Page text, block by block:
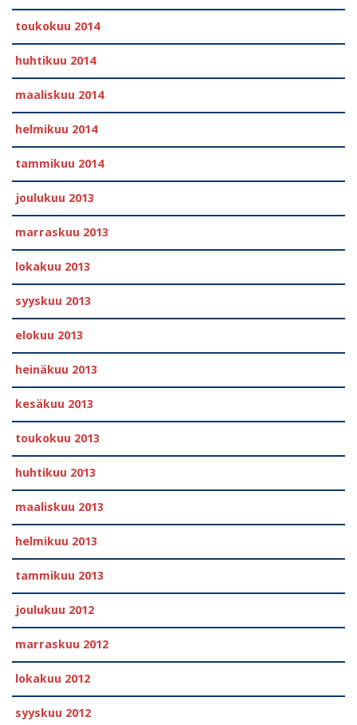
toukokuu 2014
huhtikuu 2014
maaliskuu 2014
helmikuu 2014
tammikuu 2014
joulukuu 2013
marraskuu 2013
lokakuu 2013
syyskuu 2013
elokuu 2013
heinäkuu 2013
kesäkuu 2013
toukokuu 2013
huhtikuu 2013
maaliskuu 2013
helmikuu 2013
tammikuu 2013
joulukuu 2012
marraskuu 2012
lokakuu 2012
syyskuu 2012